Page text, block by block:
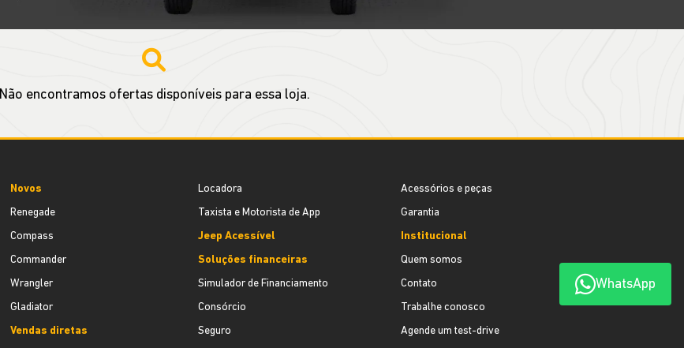
Não encontramos ofertas disponíveis para essa loja.
WhatsApp
Novos
Renegade
Compass
Commander
Wrangler
Gladiator
Vendas diretas
Locadora
Taxista e Motorista de App
Jeep Acessível
Soluções financeiras
Simulador de Financiamento
Consórcio
Seguro
Acessórios e peças
Garantia
Institucional
Quem somos
Contato
Trabalhe conosco
Agende um test-drive